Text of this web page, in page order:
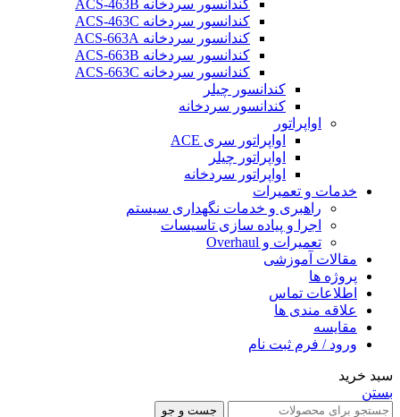
کندانسور سردخانه ACS-463B
کندانسور سردخانه ACS-463C
کندانسور سردخانه ACS-663A
کندانسور سردخانه ACS-663B
کندانسور سردخانه ACS-663C
کندانسور چیلر
کندانسور سردخانه
اواپراتور
اواپراتور سری ACE
اواپراتور چیلر
اواپراتور سردخانه
خدمات و تعمیرات
راهبری و خدمات نگهداری سیستم
اجرا و پیاده سازی تاسیسات
تعمیرات و Overhaul
مقالات آموزشی
پروژه ها
اطلاعات تماس
علاقه مندی ها
مقایسه
ورود / فرم ثبت نام
سبد خرید
بستن
جست و جو